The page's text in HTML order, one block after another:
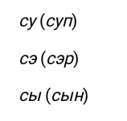
су(суп)
сэ(сэр)
сы(сын)